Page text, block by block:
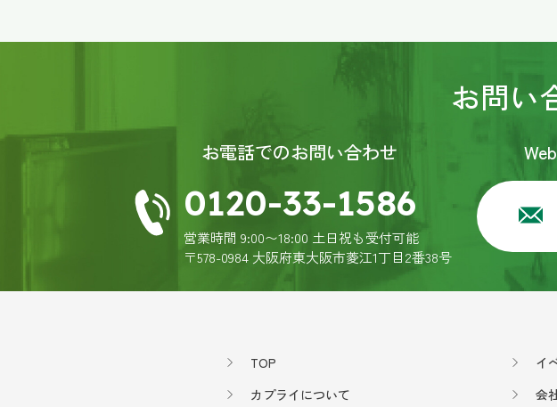
洋室に変更し又窓は二重サッシにしてもらうなど
してくださいました。仕上がりが想像以上に綺麗
しております。今後何かあった時は是非松尾さん
初めてのことでわからないこと
ました。思い通りの出来上がりで､大変満足して
野中五十鈴
3 years ago
主人と二人になり１階に居間と
室を移動して居間とキッチンを繫げて広くしようと
ら洗面、浴室の移動はせず居間とキッチンの扉を
た。担当者の方が親身に考えてアドバイスしてく
今回のキッチンリフォームの
お問い
お電話でのお問い合わせ
0120-33-1586
営業時間 9:00〜18:00 土日祝も受付可能
〒578-0984 大阪府東大阪市菱江1丁目2番38号
TOP
カプライについて
イ
会